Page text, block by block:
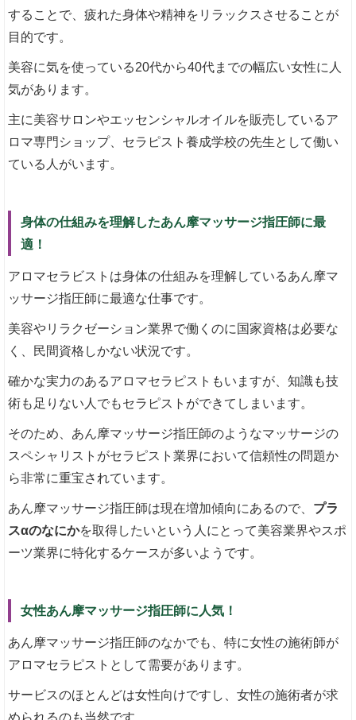
することで、疲れた身体や精神をリラックスさせることが
目的です。
美容に気を使っている20代から40代までの幅広い女性に人
気があります。
主に美容サロンやエッセンシャルオイルを販売しているア
ロマ専門ショップ、セラピスト養成学校の先生として働い
ている人がいます。
身体の仕組みを理解したあん摩マッサージ指圧師に最
適！
アロマセラビストは身体の仕組みを理解しているあん摩マ
ッサージ指圧師に最適な仕事です。
美容やリラクゼーション業界で働くのに国家資格は必要な
く、民間資格しかない状況です。
確かな実力のあるアロマセラピストもいますが、知識も技
術も足りない人でもセラピストができてしまいます。
そのため、あん摩マッサージ指圧師のようなマッサージの
スペシャリストがセラピスト業界において信頼性の問題か
ら非常に重宝されています。
あん摩マッサージ指圧師は現在増加傾向にあるので、 プラ
スαのなにかを取得したいという人にとって美容業界やスポ
ーツ業界に特化するケースが多いようです。
女性あん摩マッサージ指圧師に人気！
あん摩マッサージ指圧師のなかでも、特に女性の施術師が
アロマセラピストとして需要があります。
サービスのほとんどは女性向けですし、女性の施術者が求
められるのも当然です。